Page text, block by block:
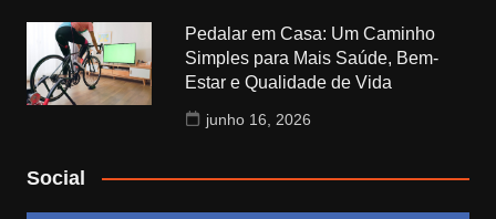
Pedalar em Casa: Um Caminho
Simples para Mais Saúde, Bem-
Estar e Qualidade de Vida
junho 16, 2026
Social